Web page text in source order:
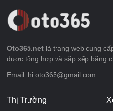
Oto365.net là trang web cung
được tổng hợp và sắp xếp bằng
Email: hi.oto365@gmail.com
Thị Trường